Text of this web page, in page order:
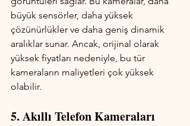
büyük sensörler, daha yüksek
çözünürlükler ve daha geniş dinamik
aralıklar sunar. Ancak, orijinal olarak
yüksek fiyatları nedeniyle, bu tür
kameraların maliyetleri çok yüksek
olabilir.
5. Akıllı Telefon Kameraları